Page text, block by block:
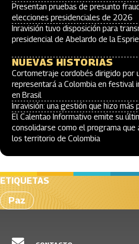
Presentan pruebas de presunto
elecciones presidenciales de 2026
Inravisión tuvo disposición para
presidencial de Abelardo de la
NUEVAS HISTORIAS
Cortometraje cordobés dirigido por
representará a Colombia en festival
en Brasil
Inravisión: una gestión que hizo más
El Calentao Informativo emite su
consolidarse como el programa que
los territorio de Colombia
ETIQUETAS
Paz